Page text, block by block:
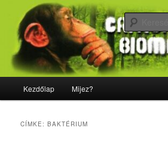
elsődleges
tartalomra
másodlagos
tartalomraCriticalBiomass
Majdnem minden, ami biológia
Kezdőlap Mijez?
CÍMKE:BAKTÉRIUM